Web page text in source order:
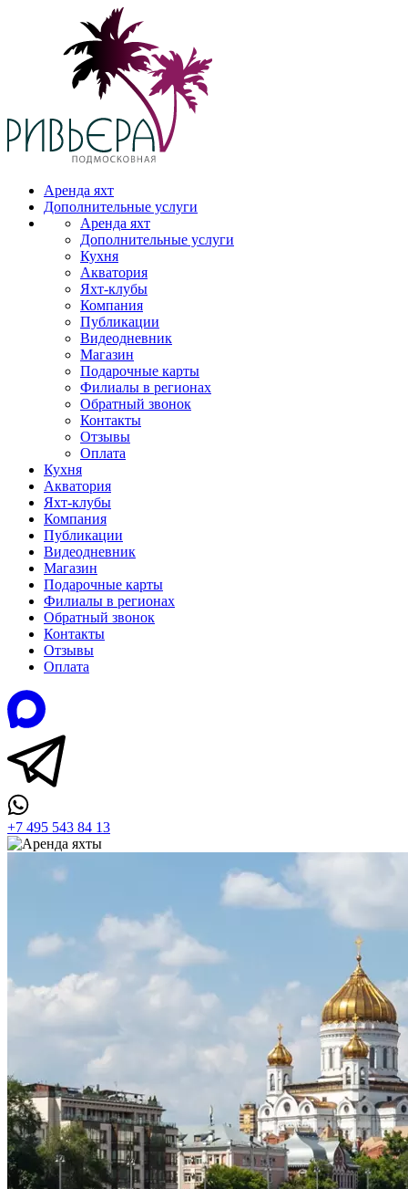
Аренда яхт
Дополнительные услуги
Аренда яхт
Дополнительные услуги
Кухня
Акватория
Яхт-клубы
Компания
Публикации
Видеодневник
Магазин
Подарочные карты
Филиалы в регионах
Обратный звонок
Контакты
Отзывы
Оплата
Кухня
Акватория
Яхт-клубы
Компания
Публикации
Видеодневник
Магазин
Подарочные карты
Филиалы в регионах
Обратный звонок
Контакты
Отзывы
Оплата
+7 495 543 84 13